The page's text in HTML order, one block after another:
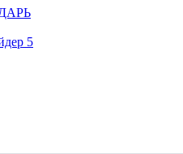
5